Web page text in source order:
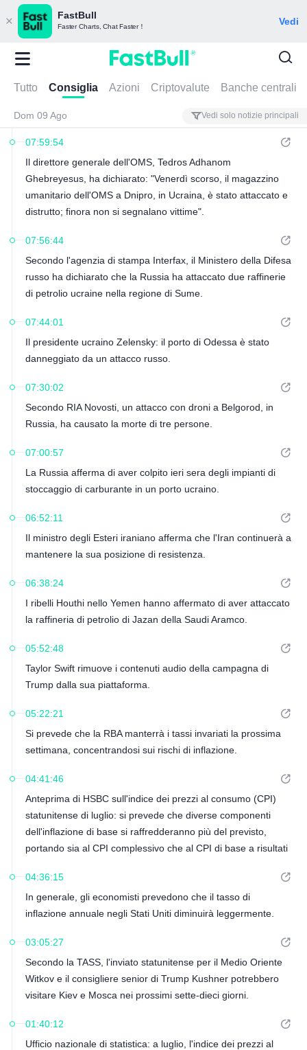
FastBull
Faster Charts, Chat Faster！ Vedi
Tutto Consiglia Azioni Criptovalute Banche centrali
Dom 09 Ago Vedi solo notizie principali
07:59:54
Il direttore generale dell'OMS, Tedros Adhanom
Ghebreyesus, ha dichiarato: "Venerdì scorso, il magazzino
umanitario dell'OMS a Dnipro, in Ucraina, è stato attaccato e
distrutto; finora non si segnalano vittime".
07:56:44
Secondo l'agenzia di stampa Interfax, il Ministero della Difesa
russo ha dichiarato che la Russia ha attaccato due raffinerie
di petrolio ucraine nella regione di Sume.
07:44:01
Il presidente ucraino Zelensky: il porto di Odessa è stato
danneggiato da un attacco russo.
07:30:02
Secondo RIA Novosti, un attacco con droni a Belgorod, in
Russia, ha causato la morte di tre persone.
07:00:57
La Russia afferma di aver colpito ieri sera degli impianti di
stoccaggio di carburante in un porto ucraino.
06:52:11
Il ministro degli Esteri iraniano afferma che l'Iran continuerà a
mantenere la sua posizione di resistenza.
06:38:24
I ribelli Houthi nello Yemen hanno affermato di aver attaccato
la raffineria di petrolio di Jazan della Saudi Aramco.
05:52:48
Taylor Swift rimuove i contenuti audio della campagna di
Trump dalla sua piattaforma.
05:22:21
Si prevede che la RBA manterrà i tassi invariati la prossima
settimana, concentrandosi sui rischi di inflazione.
04:41:46
Anteprima di HSBC sull'indice dei prezzi al consumo (CPI)
statunitense di luglio: si prevede che diverse componenti
dell'inflazione di base si raffredderanno più del previsto,
portando sia al CPI complessivo che al CPI di base a risultati
04:36:15
In generale, gli economisti prevedono che il tasso di
inflazione annuale negli Stati Uniti diminuirà leggermente.
03:05:27
Secondo la TASS, l'inviato statunitense per il Medio Oriente
Witkov e il consigliere senior di Trump Kushner potrebbero
visitare Kiev e Mosca nei prossimi sette-dieci giorni.
01:40:12
Ufficio nazionale di statistica: a luglio, l'indice dei prezzi al